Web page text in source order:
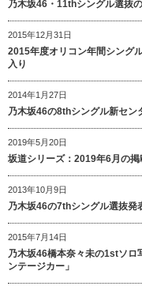
乃木坂46・11thシングル選抜
2015年12月31日
2015年度オリコン年間シング
入り
2014年1月27日
乃木坂46の8thシングル新セン
2019年5月20日
坂道シリーズ：2019年6月の掲
2013年10月9日
乃木坂46の7thシングル選抜発
2015年7月14日
乃木坂46橋本奈々未の1stソロ
ンテージカー」